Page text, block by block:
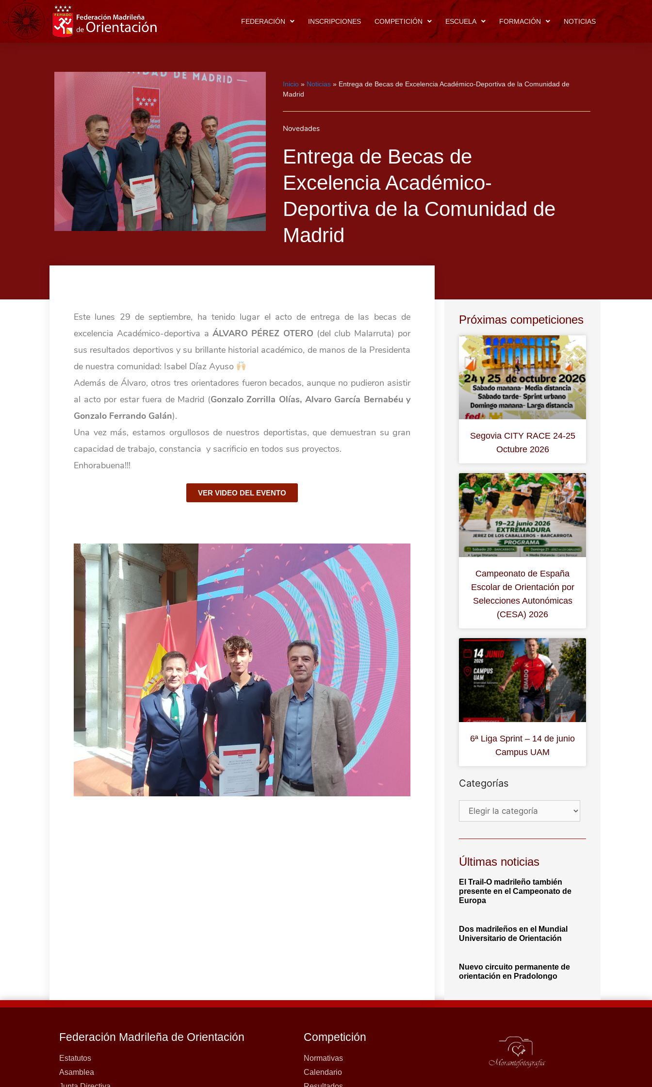
FEDERACIÓN INSCRIPCIONES COMPETICIÓN ESCUELA FORMACIÓN NOTICIAS
Inicio » Noticias » Entrega de Becas de Excelencia Académico-Deportiva de la Comunidad de
Madrid
Novedades
Entrega de Becas de
Excelencia Académico-
Deportiva de la Comunidad de
Madrid
Este lunes 29 de septiembre, ha tenido lugar el acto de entrega de las becas de
excelencia Académico-deportiva aÁLVARO PÉREZ OTERO (del club Malarruta) por
sus resultados deportivos y su brillante historial académico, de manos de la Presidenta
de nuestra comunidad: Isabel Díaz Ayuso
Además de Álvaro, otros tres orientadores fueron becados, aunque no pudieron asistir
al acto por estar fuera de Madrid (Gonzalo Zorrilla Olías, Alvaro García Bernabéu y
Gonzalo Ferrando Galán).
Una vez más, estamos orgullosos de nuestros deportistas, que demuestran su gran
capacidad de trabajo, constancia y sacrificio en todos sus proyectos.
Enhorabuena!!!
VER VIDEO DEL EVENTO
Próximas competiciones
Segovia CITY RACE 24-25
Octubre 2026
Campeonato de España
Escolar de Orientación por
Selecciones Autonómicas
(CESA) 2026
6ª Liga Sprint – 14 de junio
Campus UAM
Categorías
Últimas noticias
El Trail-O madrileño también
presente en el Campeonato de
Europa
Dos madrileños en el Mundial
Universitario de Orientación
Nuevo circuito permanente de
orientación en Pradolongo
Federación Madrileña de Orientación
Estatutos
Asamblea
Competición
Normativas
Calendario